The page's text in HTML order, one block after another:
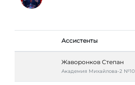
Ассистенты
Жаворонков Степан
Академия Михайлова-2 №10